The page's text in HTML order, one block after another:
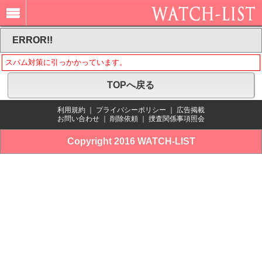
ERROR!!
スパム対策に引っかかっています。
TOPへ戻る
利用規約 プライバシーポリシー
広告掲載
お問い合わせ
削除依頼 捜査関係事項照会
Copyright 2016 WATCH-LIST